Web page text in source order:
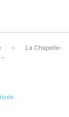
– La Chapelle-
–